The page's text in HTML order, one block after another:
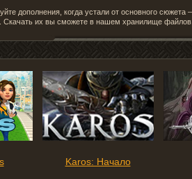
дополнения, когда устали от основного сюжета
Скачать их вы сможете в нашем хранилище файлов.
Karos: Начало